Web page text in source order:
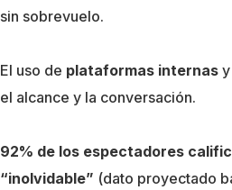
sin sobrevuelo.
El uso de plataformas internas
el alcance y la conversación.
92% de los espectadores
“inolvidable” (dato proyectado